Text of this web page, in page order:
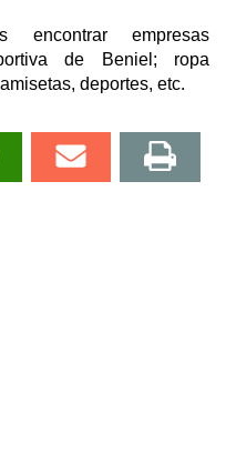
encontrar empresas
de Beniel; ropa
deportes, etc.